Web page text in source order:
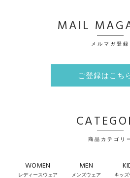
MAIL
メルマガ登録
ご登録はこち
商品カテゴリ
WOMEN
レディースウェア
MEN
メンズウェア キッズ